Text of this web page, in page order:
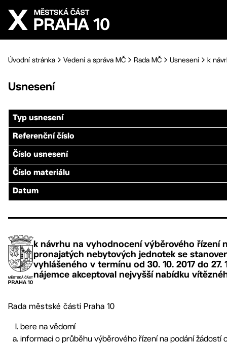
Přejít na hlavní obsah
Úvodní stránka Vedení a správa MČ Rada MČ Usnesení k
Usnesení
Typ usnesení
Referenční číslo
Číslo usnesení
Číslo materiálu
Datum
k návrhu na vyhodnocení výběrového řízení
pronajatých nebytových jednotek se
vyhlášeného v termínu od 30. 10. 2017 do 27.
nájemce akceptoval nejvyšší nabídku
Rada městské části Praha 10
bere na vědomí
informaci o průběhu výběrového řízení na podání